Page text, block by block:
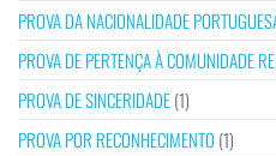
PROVA DA NACIONALIDADE
PROVA DE PERTENÇA À COMUNIDADE
PROVA DE SINCERIDADE(1)
PROVA POR RECONHECIMENTO (1)